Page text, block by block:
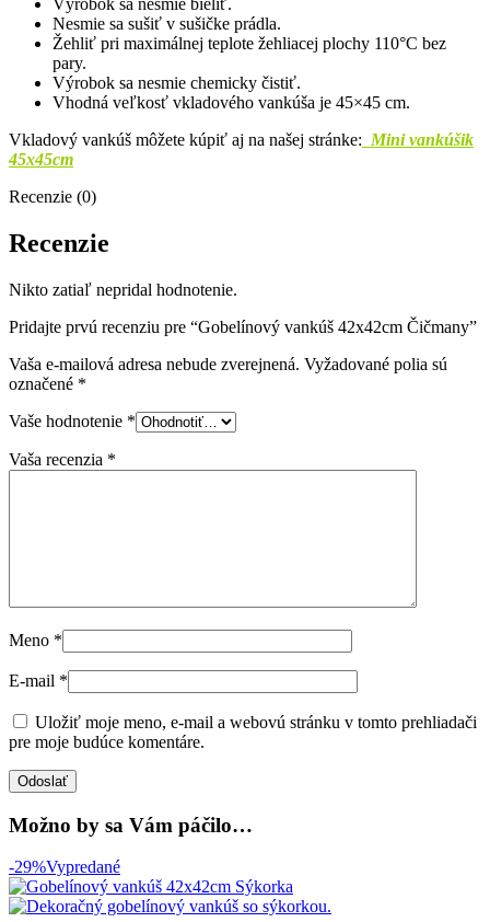
Výrobok sa nesmie bieliť.
Nesmie sa sušiť v sušičke prádla.
Žehliť pri maximálnej teplote žehliacej plochy 110°C bez
pary.
Výrobok sa nesmie chemicky čistiť.
Vhodná veľkosť vkladového vankúša je 45×45 cm.
Vkladový vankúš môžete kúpiť aj na našej stránke: Mini vankúšik
45x45cm
Recenzie (0)
Recenzie
Nikto zatiaľ nepridal hodnotenie.
Pridajte prvú recenziu pre “Gobelínový vankúš 42x42cm Čičmany”
Vaša e-mailová adresa nebude zverejnená. Vyžadované polia sú
označené *
Vaše hodnotenie *
Vaša recenzia *
Meno *
E-mail *
Uložiť moje meno, e-mail a webovú stránku v tomto prehliadači
pre moje budúce komentáre.
Možno by sa Vám páčilo…
-29%Vypredané